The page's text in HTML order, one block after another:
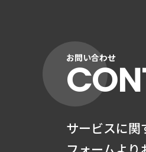
お問い合わせ
サービスに関